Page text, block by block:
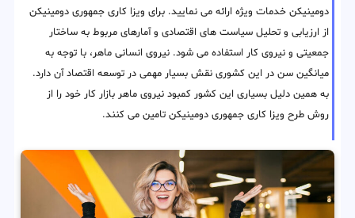
دومینیکن خدمات ویژه ارائه می نمایید. برای ویزا کاری جمهوری دومینیکن
از ارزیابی و تحلیل سیاست های اقتصادی و آمارهای مربوط به ساختار
جمعیتی و نیروی کار استفاده می شود. نیروی انسانی ماهر، با توجه به
میانگین سن در این کشوری نقش بسیار مهمی در توسعه اقتصاد آن دارد.
به همین دلیل بسیاری این کشور کمبود نیروی ماهر بازار کار خود را از
روش طرح ویزا کاری جمهوری دومینیکن تامین می کنند.